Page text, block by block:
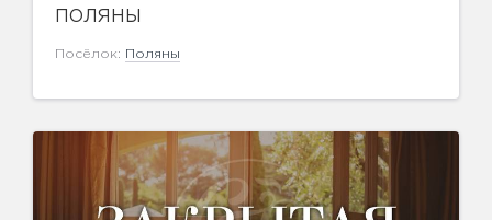
ПОЛЯНЫ
Посёлок: Поляны